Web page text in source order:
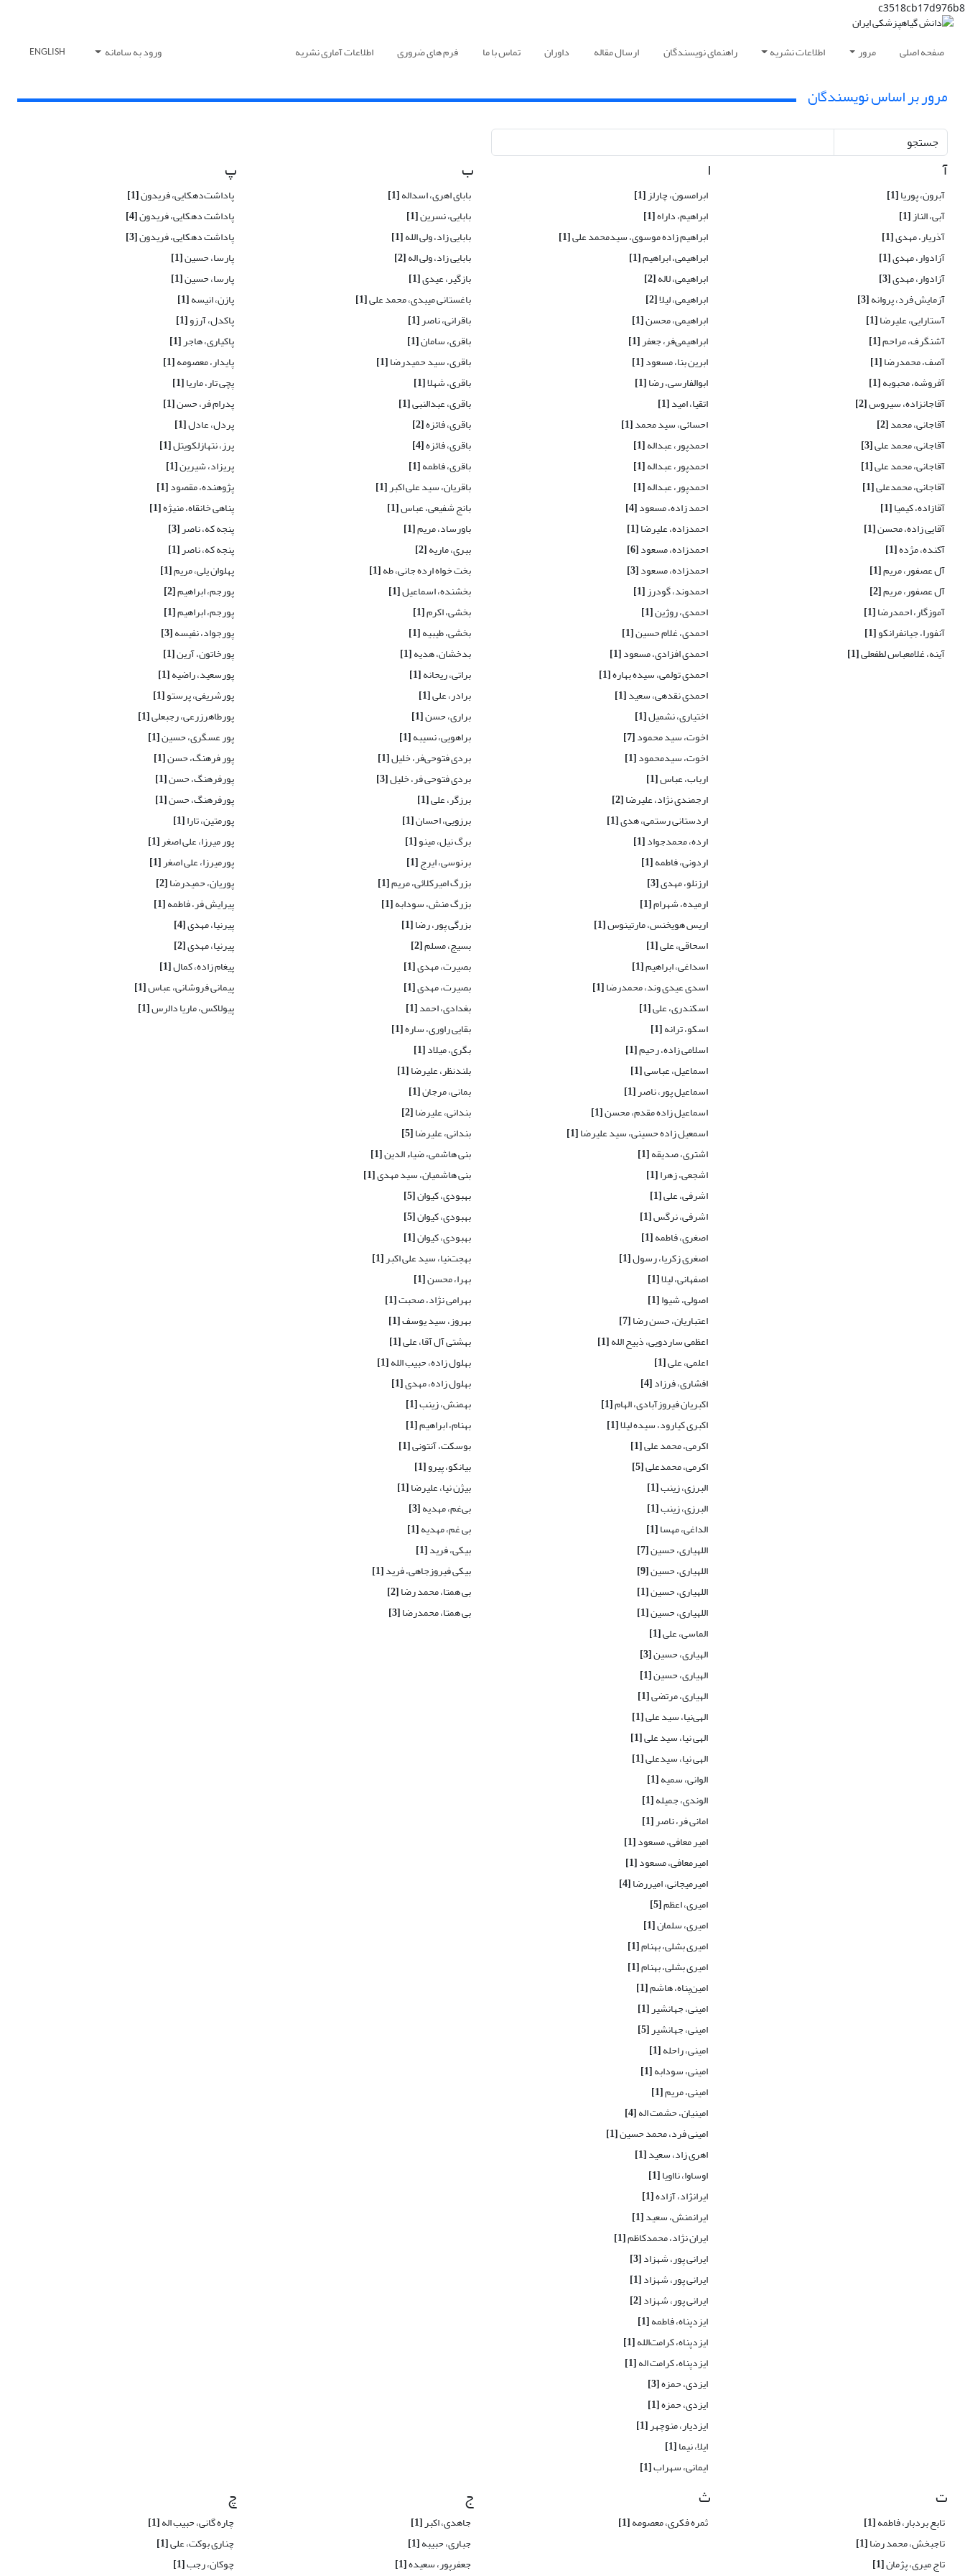
c3518cb17d976b8
صفحه اصلی مرور اطلاعات نشریه راهنمای نویسندگان ارسال مقاله داوران تماس با ما فرم های ضروری اطلاعات آماری نشریه ورود به سامانه ENGLISH
مرور بر اساس نویسندگان
جستجو
آ
آبرون، پوریا[1]
آبی، الناز[1]
آذریار، مهدی[1]
آزادوار، مهدی[1]
آزادوار، مهدی[3]
آزمایش فرد، پروانه[3]
آستارایی، علیرضا[1]
آشنگرف، مراحم[1]
آصف، محمدرضا[1]
آفروشه، محبوبه[1]
آقاجانزاده، سیروس[2]
آقاجانی، محمد[2]
آقاجانی، محمد علی[3]
آقاجانی، محمد علی[1]
آقاجانی، محمدعلی[1]
آقازاده، کیمیا[1]
آقایی زاده، محسن[1]
آکنده، مژده[1]
آل عصفور، مریم[1]
آل عصفور، مریم[2]
آموزگار، احمدرضا[1]
آنفورا، جیانفرانکو[1]
آینه، غلامعباس لطفعلی[1]
ا
ابرامسون، چارلز[1]
ابراهیم، داراه[1]
ابراهیم زاده موسوی، سیدمحمد علی[1]
ابراهیمی، ابراهیم[1]
ابراهیمی، لاله[2]
ابراهیمی، لیلا[2]
ابراهیمی، محسن[1]
ابراهیمی‌فر، جعفر[1]
ابرین بنا، مسعود[1]
ابوالفارسی، رضا[1]
اتقیا، امید[1]
احسائی، سید محمد[1]
احمدپور، عبداله[1]
احمدپور، عبداله[1]
احمدپور، عبداله[1]
احمد زاده، مسعود[4]
احمدزاده، علیرضا[1]
احمدزاده، مسعود[6]
احمدزاده، مسعود[3]
احمدوند، گودرز[1]
احمدی، روژین[1]
احمدی، غلام حسین[1]
احمدی افزادی، مسعود[1]
احمدی تولمی، سیده بهاره[1]
احمدی نقدهی، سعید[1]
اختیاری، نشمیل[1]
اخوت، سید محمود[7]
اخوت، سیدمحمود[1]
ارباب، عباس[1]
ارجمندی نژاد، علیرضا[2]
اردستانی رستمی، هدی[1]
ارده، محمد‌جواد[1]
اردونی، فاطمه[1]
ارزنلو، مهدی[3]
ارمیده، شهرام[1]
اریس هویخنس، مارتینوس[1]
اسحاقی، علی[1]
اسداغی، ابراهیم[1]
اسدی عیدی وند، محمدرضا[1]
اسکندری، علی[1]
اسکو، ترانه[1]
اسلامی زاده، رحیم[1]
اسماعیل، عباسی[1]
اسماعیل پور، ناصر[1]
اسماعیل زاده مقدم، محسن[1]
اسمعیل زاده حسینی، سید علیرضا[1]
اشتری، صدیقه[1]
اشجعی، زهرا[1]
اشرفی، علی[1]
اشرفی، نرگس[1]
اصغری، فاطمه[1]
اصغری زکریا، رسول[1]
اصفهانی، لیلا[1]
اصولی، شیوا[1]
اعتباریان، حسن رضا[7]
اعظمی ساردویی، ذبیح الله[1]
اعلمی، علی[1]
افشاری، فرزاد[4]
اکبریان فیروزآبادی، الهام[1]
اکبری کیارود، سیده لیلا[1]
اکرمی، محمد علی[1]
اکرمی، محمدعلی[5]
البرزی، زینب[1]
البرزی، زینب[1]
الداغی، مهسا[1]
اللهیاری، حسین[7]
اللهیاری، حسین[9]
اللهیاری، حسین[1]
اللهیاری، حسین[1]
الماسی، علی[1]
الهیاری، حسین[3]
الهیاری، حسین[1]
الهیاری، مرتضی[1]
الهی‌نیا، سید علی[1]
الهی نیا، سید علی[1]
الهی نیا، سیدعلی[1]
الوانی، سمیه[1]
الوندی، جمیله[1]
امانی فر، ناصر[1]
امیر معافی، مسعود[1]
امیرمعافی، مسعود[1]
امیرمیجانی، امیررضا[4]
امیری، اعظم[5]
امیری، سلمان[1]
امیری بشلی، بهنام[1]
امیری بشلی، بهنام[1]
امین‌پناه، هاشم[1]
امینی، جهانشیر[1]
امینی، جهانشیر[5]
امینی، راحله[1]
امینی، سودابه[1]
امینی، مریم[1]
امینیان، حشمت اله[4]
امینی فرد، محمد حسین[1]
اهری زاد، سعید[1]
اوساوا، نااویا[1]
ایرانژاد، آزاده[1]
ایرانمنش، سعید[1]
ایران نژاد، محمدکاظم[1]
ایرانی پور، شهزاد[3]
ایرانی پور، شهزاد[1]
ایرانی پور، شهزاد[2]
ایزدپناه، فاطمه[1]
ایزدپناه، کرامت‌الله[1]
ایزدپناه، کرامت اله[1]
ایزدی، حمزه[3]
ایزدی، حمزه[1]
ایزدیار، منوچهر[1]
ایلا، نیما[1]
ایمانی، سهراب[1]
ب
بابای اهری، اسداله[1]
بابایی، نسرین[1]
بابایی زاد، ولی الله[1]
بابایی زاد، ولی اله[2]
بازگیر، عیدی[1]
باغستانی میبدی، محمد علی[1]
باقرانی، ناصر[1]
باقری، سامان[1]
باقری، سید حمیدرضا[1]
باقری، شهلا[1]
باقری، عبدالنبی[1]
باقری، فائزه[2]
باقری، فائزه[4]
باقری، فاطمه[1]
باقریان، سید علی اکبر[1]
بانج شفیعی، عباس[1]
باورساد، مریم[1]
ببری، ماریه[2]
بخت خواه ارده جانی، طه[1]
بخشنده، اسماعیل[1]
بخشی، اکرم[1]
بخشی، طیبیه[1]
بدخشان، هدیه[1]
براتی، ریحانه[1]
برادر، علی[1]
براری، حسن[1]
براهویی، نسیبه[1]
بردی فتوحی‌فر، خلیل[1]
بردی فتوحی فر، خلیل[3]
برزگر، علی[1]
برزویی، احسان[1]
برگ نیل، مینو[1]
برنوسی، ایرج[1]
بزرگ امیرکلائی، مریم[1]
بزرگ منش، سودابه[1]
بزرگی پور، رضا[1]
بسیج، مسلم[2]
بصیرت، مهدی[1]
بصیرت، مهدی[1]
بغدادی، احمد[1]
بقایی راوری، ساره[1]
بگری، میلاد[1]
بلندنظر، علیرضا[1]
بمانی، مرجان[1]
بندانی، علیرضا[2]
بندانی، علیرضا[5]
بنی هاشمی، ضیاء الدین[1]
بنی هاشمیان، سید مهدی[1]
بهبودی، کیوان[5]
بهبودی، کیوان[5]
بهبودی، کیوان[1]
بهجت‌نیا، سید علی اکبر[1]
بهرا، محسن[1]
بهرامی نژاد، صحبت[1]
بهروز، سید یوسف[1]
بهشتی آل آقا، علی[1]
بهلول زاده، حبیب الله[1]
بهلول زاده، مهدی[1]
بهمنش، زینب[1]
بهنام، ابراهیم[1]
بوسکت، آنتونی[1]
بیانکو، پیرو[1]
بیژن نیا، علیرضا[1]
بی‌غم، مهدیه[3]
بی غم، مهدیه[1]
بیکی، فرید[1]
بیکی فیروزجاهی، فرید[1]
بی همتا، محمد رضا[2]
بی همتا، محمدرضا[3]
پ
پاداشت‌دهکایی، فریدون[1]
پاداشت دهکایی، فریدون[4]
پاداشت دهکایی، فریدون[3]
پارسا، حسین[1]
پارسا، حسین[1]
پازن، انیسه[1]
پاکدل، آرزو[1]
پاکیاری، هاجر[1]
پایدار، معصومه[1]
پچی تار، ماریا[1]
پدرام فر، حسن[1]
پردل، عادل[1]
پرز، نتهازلکویتل[1]
پریزاد، شیرین[1]
پژوهنده، مقصود[1]
پناهی خانقاه، منیژه[1]
پنجه که، ناصر[3]
پنجه که، ناصر[1]
پهلوان یلی، مریم[1]
پورجم، ابراهیم[2]
پورجم، ابراهیم[1]
پورجواد، نفیسه[3]
پورخاتون، آرین[1]
پورسعید، راضیه[1]
پورشریفی، پرستو[1]
پورطاهرزرعی، رجبعلی[1]
پور عسگری، حسین[1]
پور فرهنگ، حسن[1]
پورفرهنگ، حسن[1]
پورفرهنگ، حسن[1]
پورمتین، تارا[1]
پور میرزا، علی اصغر[1]
پورمیرزا، علی اصغر[1]
پوریان، حمیدرضا[2]
پیرایش فر، فاطمه[1]
پیرنیا، مهدی[4]
پیرنیا، مهدی[2]
پیغام زاده، کمال[1]
پیمانی فروشانی، عباس[1]
پیولاکس، ماریا دالرس[1]
ت
تابع بردبار، فاطمه[1]
تاجبخش، محمد رضا[1]
تاج میری، پژمان[1]
ث
ثمره فکری، معصومه[1]
ج
جاهدی، اکبر[1]
جباری، حبیبه[1]
جعفرپور، سعیده[1]
چ
چاره گانی، حبیب اله[1]
چناری بوکت، علی[1]
چوکان، رجب[1]